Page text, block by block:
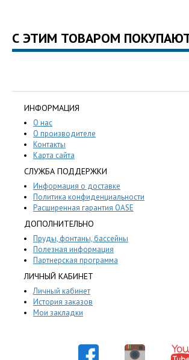
С ЭТИМ ТОВАРОМ
ИНФОРМАЦИЯ
О нас
О производителе
Контакты
Карта сайта
СЛУЖБА ПОДДЕРЖКИ
Информация о доставке
Политика конфиденциальности
Расширенная гарантия OASE
ДОПОЛНИТЕЛЬНО
Пруды, фонтаны, бассейны
Полезная информация
Партнерская программа
ЛИЧНЫЙ КАБИНЕТ
Личный кабинет
История заказов
Мои закладки